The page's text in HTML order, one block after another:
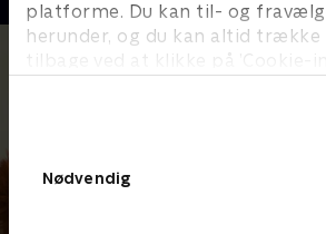
platforme. Du kan til- og
herunder, og du kan altid
tilbage ved at klikke på ’Cookie-
Nødvendig